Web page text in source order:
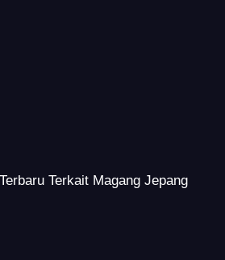
Terkait Magang Jepang